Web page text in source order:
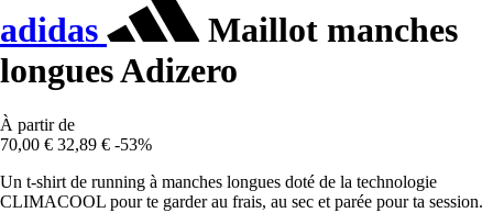
adidas
Maillot manches
longues Adizero
À partir de
70,00 € 32,89 € -53%
Un t-shirt de running à manches longues doté de la technologie
CLIMACOOL pour te garder au frais, au sec et parée pour ta session.